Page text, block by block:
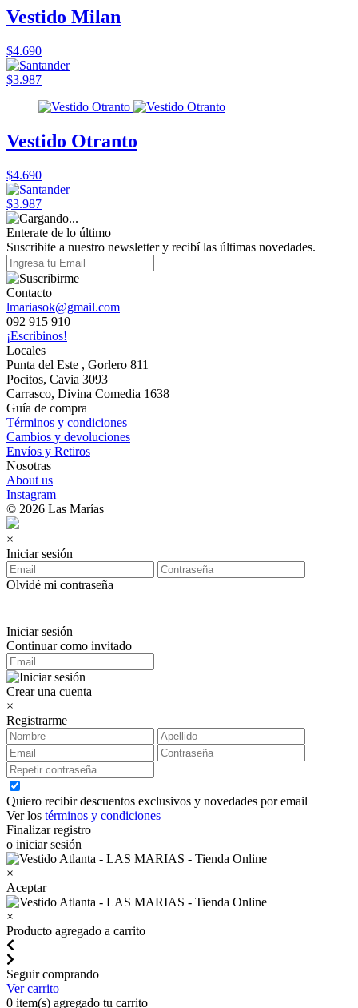
Vestido Milan
$4.690
$3.987
Vestido Otranto
$4.690
$3.987
Enterate de lo último
Suscribite a nuestro newsletter y recibí las últimas novedades.
Contacto
lmariasok@gmail.com
092 915 910
¡Escribinos!
Locales
Punta del Este , Gorlero 811
Pocitos, Cavia 3093
Carrasco, Divina Comedia 1638
Guía de compra
Términos y condiciones
Cambios y devoluciones
Envíos y Retiros
Nosotras
About us
Instagram
© 2026 Las Marías
×
Iniciar sesión
Olvidé mi contraseña
Iniciar sesión
Continuar como invitado
Crear una cuenta
×
Registrarme
Quiero recibir descuentos exclusivos y novedades por email
Ver los términos y condiciones
Finalizar registro
o iniciar sesión
×
Aceptar
×
Producto agregado a carrito
Seguir comprando
Ver carrito
0 item(s) agregado tu carrito